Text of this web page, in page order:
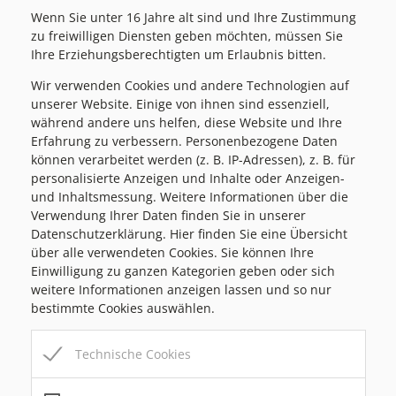
Kultur in Passail
+43 664 75 00 26 70
kultur@passail.at
https://www.passail.at/de/kultur/
Weizer Straße 46
8162 Passail
Wenn Sie unter 16 Jahre alt sind und Ihre Zustimmung
zu freiwilligen Diensten geben möchten, müssen Sie
Ihre Erziehungsberechtigten um Erlaubnis bitten.
Wir verwenden Cookies und andere Technologien auf
unserer Website. Einige von ihnen sind essenziell,
während andere uns helfen, diese Website und Ihre
Erfahrung zu verbessern. Personenbezogene Daten
können verarbeitet werden (z. B. IP-Adressen), z. B. für
personalisierte Anzeigen und Inhalte oder Anzeigen-
und Inhaltsmessung. Weitere Informationen über die
Verwendung Ihrer Daten finden Sie in unserer
Datenschutzerklärung. Hier finden Sie eine Übersicht
über alle verwendeten Cookies. Sie können Ihre
Einwilligung zu ganzen Kategorien geben oder sich
weitere Informationen anzeigen lassen und so nur
bestimmte Cookies auswählen.
Technische Cookies